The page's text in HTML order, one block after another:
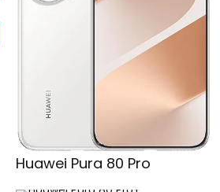
Huawei Pura 80 Pro